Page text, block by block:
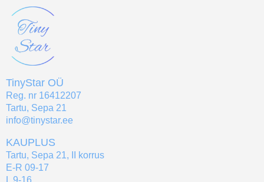
TinyStar OÜ
Reg. nr 16412207
Tartu, Sepa 21
info@tinystar.ee
KAUPLUS
Tartu, Sepa 21, II korrus
E-R 09-17